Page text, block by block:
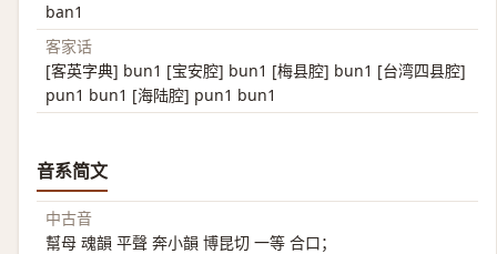
ban1
客家话
[客英字典] bun1 [宝安腔] bun1 [梅县腔] bun1 [台湾四县腔]
pun1 bun1 [海陆腔] pun1 bun1
音系简文
中古音
幫母 魂韻 平聲 奔小韻 博昆切 一等 合口；